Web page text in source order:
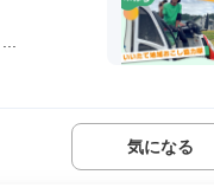
気になる